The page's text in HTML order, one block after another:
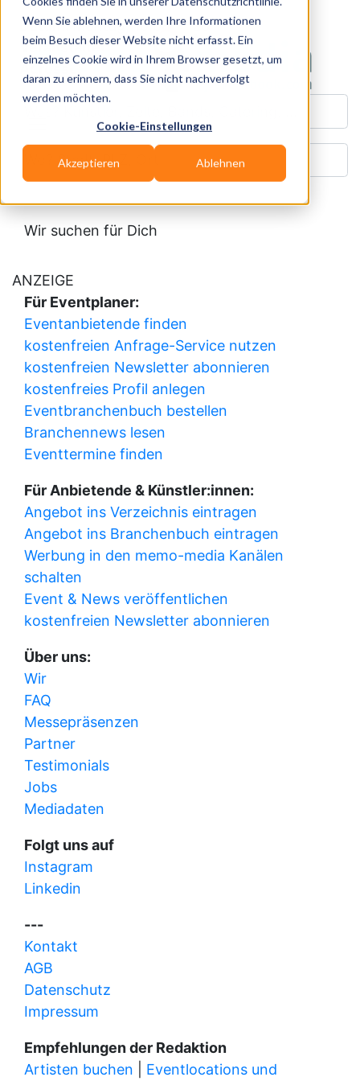
Wenn Sie ablehnen, werden Ihre Informationen
beim Besuch dieser Website nicht erfasst. Ein
einzelnes Cookie wird in Ihrem Browser gesetzt, um
daran zu erinnern, dass Sie nicht nachverfolgt
werden möchten.
Cookie-Einstellungen
Akzeptieren Ablehnen
Datum:Montag, 10.08.2026
Veranstalter:
Adresse:
Was? Künstler, Zelte, Bands, Catering, ...
Wo? Stadt, PLZ, Ort
Wir suchen für Dich
ANZEIGE
Für Eventplaner:
Eventanbietende finden
kostenfreien Anfrage-Service nutzen
kostenfreien Newsletter abonnieren
kostenfreies Profil anlegen
Eventbranchenbuch bestellen
Branchennews lesen
Eventtermine finden
Für Anbietende & Künstler:innen:
Angebot ins Verzeichnis eintragen
Angebot ins Branchenbuch eintragen
Werbung in den memo-media Kanälen
schalten
Event & News veröffentlichen
kostenfreien Newsletter abonnieren
Über uns:
Wir
FAQ
Messepräsenzen
Partner
Testimonials
Jobs
Mediadaten
Folgt uns auf
Instagram
Linkedin
---
Kontakt
AGB
Datenschutz
Impressum
Empfehlungen der Redaktion
Artisten buchen
Eventlocations und